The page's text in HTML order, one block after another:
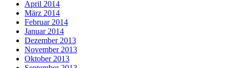
April 2014
März 2014
Februar 2014
Januar 2014
Dezember 2013
November 2013
Oktober 2013